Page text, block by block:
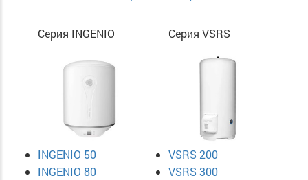
Серия INGENIO
INGENIO 50
INGENIO 80
Серия VSRS
VSRS 200
VSRS 300